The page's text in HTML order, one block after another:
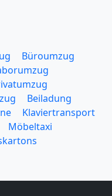
Büroumzug
Beiladung
Klaviertransport
Möbeltaxi